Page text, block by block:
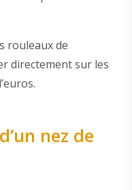
rouleaux de
directement sur les
nez de